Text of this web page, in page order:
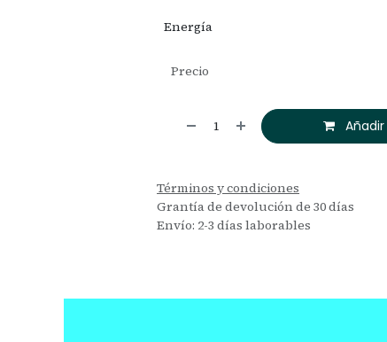
Energía
Precio
Términos y condiciones
Grantía de devolución de 30 días
Envío: 2-3 días laborables